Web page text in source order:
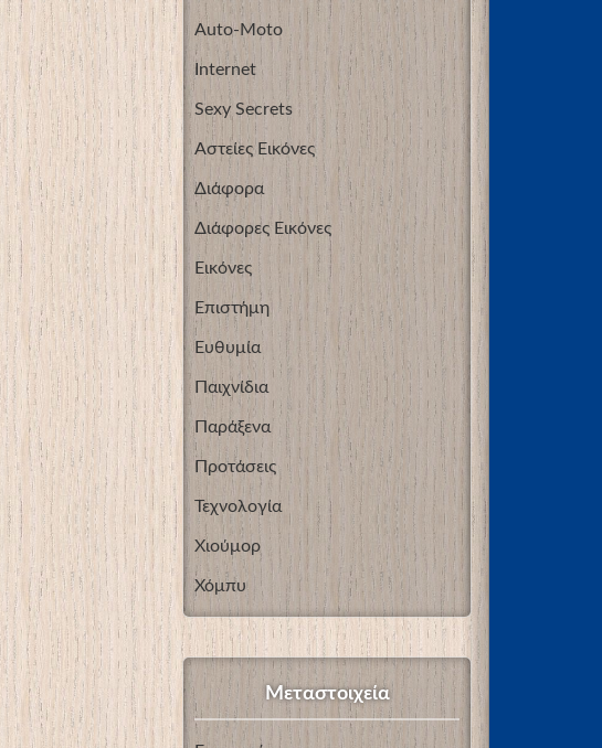
Auto-Moto
Internet
Sexy Secrets
Αστείες Εικόνες
Διάφορα
Διάφορες Εικόνες
Εικόνες
Επιστήμη
Ευθυμία
Παιχνίδια
Παράξενα
Προτάσεις
Τεχνολογία
Χιούμορ
Χόμπυ
Μεταστοιχεία